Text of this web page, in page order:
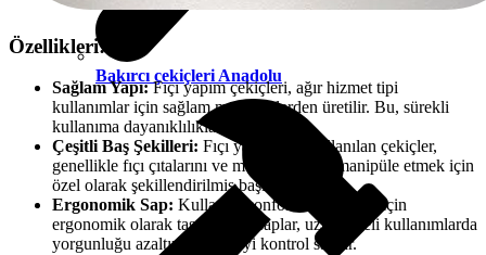
Bakırcı çekiçleri Anadolu
Özellikleri:
Sağlam Yapı:Fıçı yapım çekiçleri, ağır hizmet tipi
kullanımlar için sağlam malzemelerden üretilir. Bu, sürekli
kullanıma dayanıklılıklarını artırır.
Çeşitli Baş Şekilleri: Fıçı yapımında kullanılan çekiçler,
genellikle fıçı çıtalarını ve metal halkaları manipüle etmek için
özel olarak şekillendirilmiş başlara sahiptir.
Ergonomik Sap: Kullanıcı konforunu artırmak için
ergonomik olarak tasarlanmış saplar, uzun süreli kullanımlarda
yorgunluğu azaltır ve daha iyi kontrol sağlar.